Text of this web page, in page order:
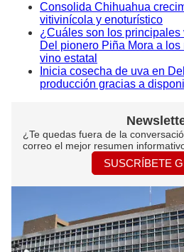
Consolida Chihuahua
vitivinícola y enoturístico
¿Cuáles son los
Del pionero Piña Mora a los
vino estatal
Inicia cosecha de uva en
producción gracias a
¿Te quedas fuera de la
correo el mejor resumen
SUSCRÍBETE